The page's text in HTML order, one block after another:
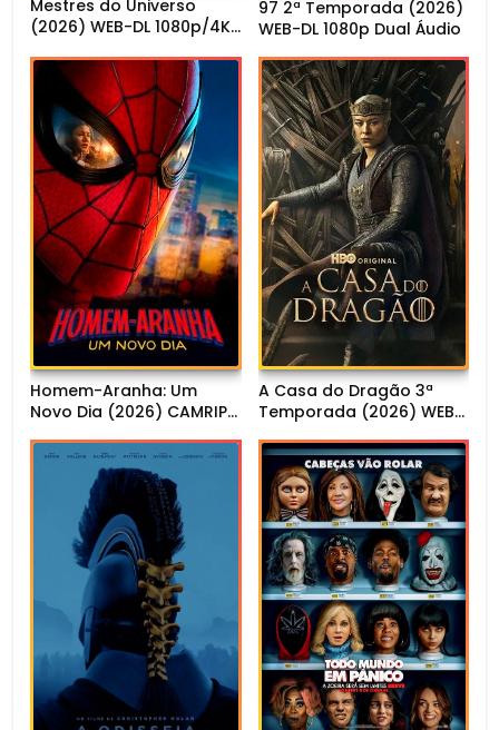
Mestres do Universo
(2026) WEB-DL 1080p/4K
97 2ª Temporada (2026)
WEB-DL 1080p Dual Áudio
Homem-Aranha: Um
Novo Dia (2026) CAMRIP
A Casa do Dragão 3ª
Temporada (2026) WEB-